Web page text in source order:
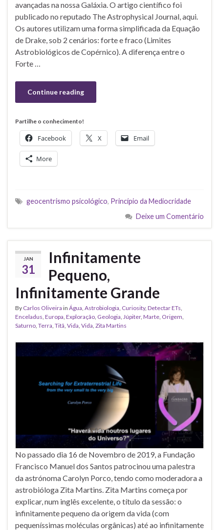
avançadas na nossa Galáxia. O artigo científico foi
publicado no reputado The Astrophysical Journal, aqui.
Os autores utilizam uma forma simplificada da Equação
de Drake, sob 2 cenários: forte e fraco (Limites
Astrobiológicos de Copérnico). A diferença entre o
Forte …
Continue reading
Partilhe o conhecimento!
Facebook X Email
More
geocentrismo psicológico, Princípio da Mediocridade
Deixe um Comentário
JAN
31
Infinitamente
Pequeno,
Infinitamente Grande
By Carlos Oliveira in Água Astrobiologia Curiosity, Detectar ETs
Enceladus Europa Exploração Geologia Júpiter, Marte Origem
Saturno Terra Titã Vida Vida Zita Martins
No passado dia 16 de Novembro de 2019, a Fundação
Francisco Manuel dos Santos patrocinou uma palestra
da astrónoma Carolyn Porco, tendo como moderadora a
astrobióloga Zita Martins. Zita Martins começa por
explicar, num inglês excelente, o título da sessão: o
infinitamente pequeno da origem da vida (com
pequeníssimas moléculas orgânicas) até ao infinitamente